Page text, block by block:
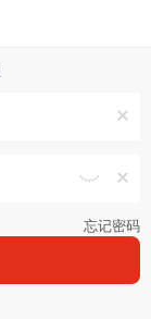
忘记密码